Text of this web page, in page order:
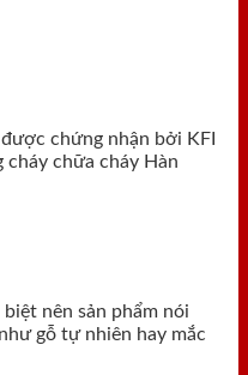
chứng nhận bởi KFI
cháy chữa cháy Hàn
nên sản phẩm nói
gỗ tự nhiên hay mắc